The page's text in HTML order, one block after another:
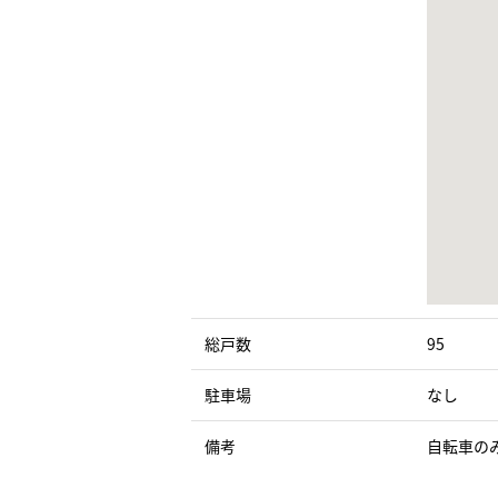
総戸数 95
駐車場 なし
備考 自転車の